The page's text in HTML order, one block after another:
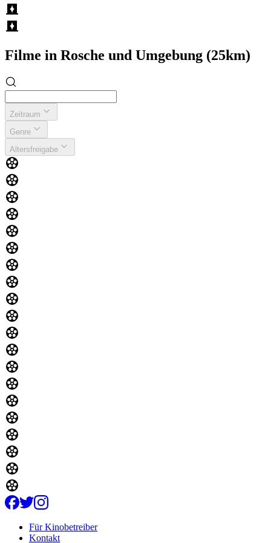
Filme in Rosche und Umgebung (25km)
Zeitraum
Genre
Altersfreigabe
Für Kinobetreiber
Kontakt